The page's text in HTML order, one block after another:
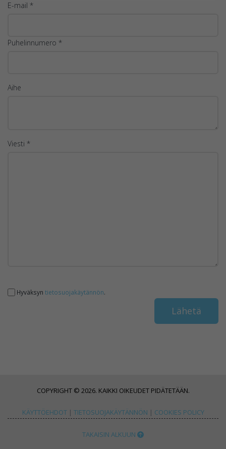
E-mail *
Puhelinnumero *
Aihe
Viesti *
Hyväksyn tietosuojakäytännön.
COPYRIGHT © 2026. KAIKKI OIKEUDET PIDÄTETÄÄN.
KÄYTTÖEHDOT| TIETOSUOJAKÄYTÄNNÖN | COOKIES POLICY
TAKAISIN ALKUUN